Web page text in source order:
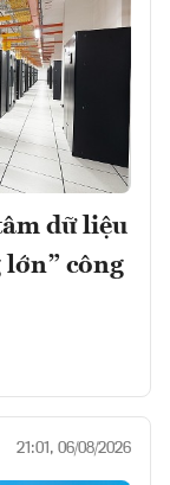
dữ liệu
lớn” công
21:01, 06/08/2026